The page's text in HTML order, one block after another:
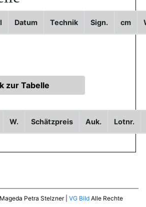
Datum Technik Sign. cm
W. Schätzpreis Auk. Lotnr.
Petra Stelzner | VG Bild Alle Rechte